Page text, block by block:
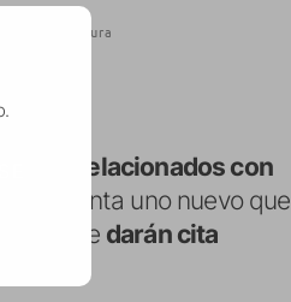
de lectura
relacionados con
presenta uno nuevo que
, donde se darán cita